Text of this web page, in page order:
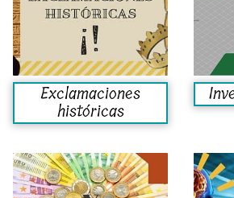
Exclamaciones
históricas